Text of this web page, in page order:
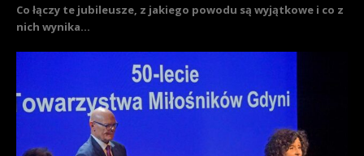
Co łączy te jubileusze, z jakiego powodu są wyjątkowe i co z
nich wynika...